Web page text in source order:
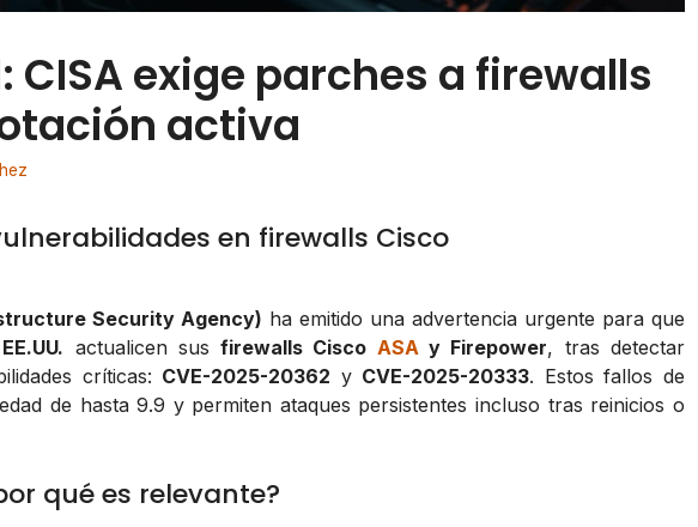
exige parches a firewalls
activa
en firewalls Cisco
Security Agency) ha emitido una advertencia urgente para que
actualicen susfirewalls Cisco ASAy Firepower, tras detectar
críticas: CVE-2025-20362 y CVE-2025-20333. Estos fallos de
de hasta 9.9 y permiten ataques persistentes incluso tras reinicios o
qué es relevante?